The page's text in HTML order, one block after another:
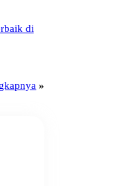
di
»